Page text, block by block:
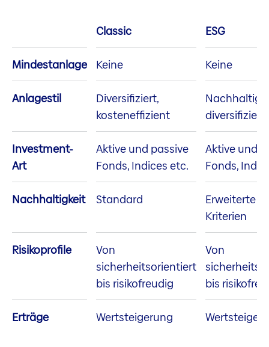
Classic ESG
Mindestanlage Keine Keine
Anlagestil
Diversifiziert,
kosteneffizient
Nachhaltig,
diversifiziert
Investment-
Art
Aktive und passive
Fonds, Indices etc.
Aktive und
Fonds,
Nachhaltigkeit Standard
Erweiterte
Kriterien
Risikoprofile
Von
sicherheitsorientiert
bis risikofreudig
Von
bis
Erträge Wertsteigerung